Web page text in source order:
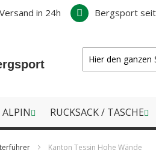
Versand in 24h Bergsport
RUCKSACK / TASCHE
Kanton Tessin Hohe Wände